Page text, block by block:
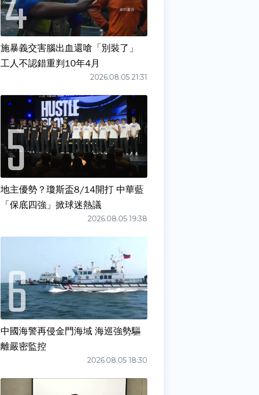
施暴義交害腦出血還嗆「別裝了」
工人不認錯重判10年4月
2026.08.05 21:31
地主優勢？瓊斯盃8/14開打 中華藍
「保底四強」掀球迷熱議
2026.08.05 19:38
中國海警再侵金門海域 海巡強勢驅
離嚴密監控
2026.08.05 18:30